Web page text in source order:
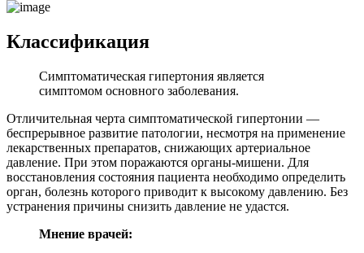
Классификация
Симптоматическая гипертония является
симптомом основного заболевания.
Отличительная черта симптоматической гипертонии ―
беспрерывное развитие патологии, несмотря на применение
лекарственных препаратов, снижающих артериальное
давление. При этом поражаются органы-мишени. Для
восстановления состояния пациента необходимо определить
орган, болезнь которого приводит к высокому давлению. Без
устранения причины снизить давление не удастся.
Мнение врачей: